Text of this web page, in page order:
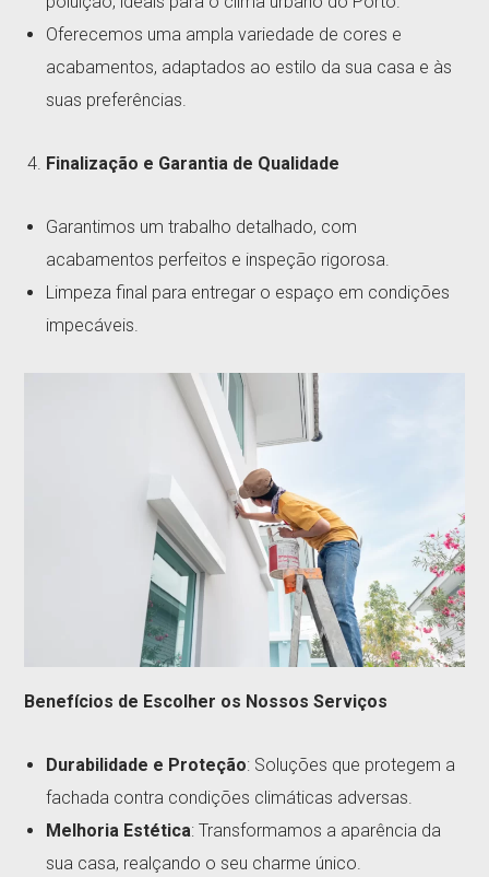
Oferecemos uma ampla variedade de cores e
acabamentos, adaptados ao estilo da sua casa e às
suas preferências.
Finalização e Garantia de Qualidade
Garantimos um trabalho detalhado, com
acabamentos perfeitos e inspeção rigorosa.
Limpeza final para entregar o espaço em condições
impecáveis.
Benefícios de Escolher os Nossos Serviços
Durabilidade e Proteção: Soluções que protegem a
fachada contra condições climáticas adversas.
Melhoria Estética: Transformamos a aparência da
sua casa, realçando o seu charme único.